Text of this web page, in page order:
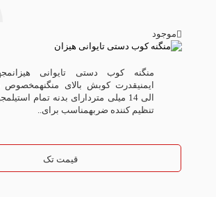
موجود
منگنه کوب دستی تایوانی
الی 14 میلی متردارای بدنه تمام
تنظیم کننده ضربهمناسب برای..
قیمت تک